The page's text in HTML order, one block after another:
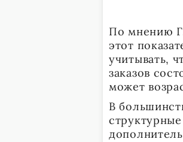
По мнению
этот
учитывать,
заказов
может
В